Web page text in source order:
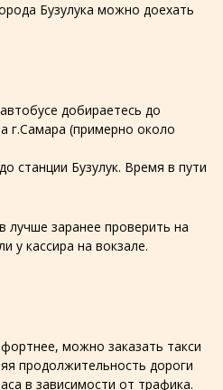
Бузулука можно доехать
добираетесь до
г.Самара (примерно около
станции Бузулук. Время в пути
лучше заранее проверить на
у кассира на вокзале.
можно заказать такси
продолжительность дороги
в зависимости от трафика.